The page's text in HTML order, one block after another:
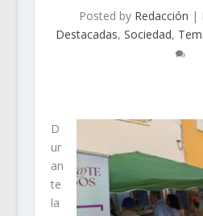
Posted by Redacción |
Destacadas,Sociedad,
D
ur
an
te
la